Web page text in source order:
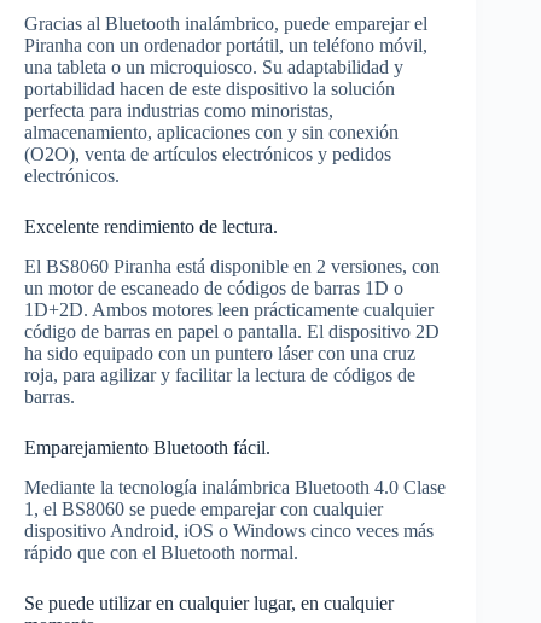
Gracias al Bluetooth inalámbrico, puede emparejar el
Piranha con un ordenador portátil, un teléfono móvil,
una tableta o un microquiosco. Su adaptabilidad y
portabilidad hacen de este dispositivo la solución
perfecta para industrias como minoristas,
almacenamiento, aplicaciones con y sin conexión
(O2O), venta de artículos electrónicos y pedidos
electrónicos.
Excelente rendimiento de lectura.
El BS8060 Piranha está disponible en 2 versiones, con
un motor de escaneado de códigos de barras 1D o
1D+2D. Ambos motores leen prácticamente cualquier
código de barras en papel o pantalla. El dispositivo 2D
ha sido equipado con un puntero láser con una cruz
roja, para agilizar y facilitar la lectura de códigos de
barras.
Emparejamiento Bluetooth fácil.
Mediante la tecnología inalámbrica Bluetooth 4.0 Clase
1, el BS8060 se puede emparejar con cualquier
dispositivo Android, iOS o Windows cinco veces más
rápido que con el Bluetooth normal.
Se puede utilizar en cualquier lugar, en cualquier